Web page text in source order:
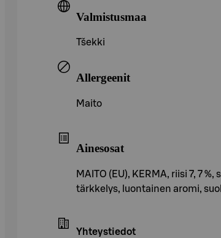
Valmistusmaa
Tšekki
Allergeenit
Maito
Ainesosat
MAITO (EU), KERMA, riisi 7, 7
tärkkelys, luontainen aromi,
Yhteystiedot